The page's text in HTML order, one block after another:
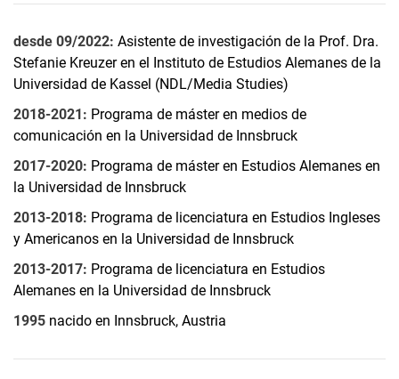
Vita
Enfoque de la investigación
Publicaciones
desde 09/2022: Asistente de investigación de la Prof. Dra.
Stefanie Kreuzer en el Instituto de Estudios Alemanes de la
Universidad de Kassel (NDL/Media Studies)
2018-2021: Programa de máster en medios de
comunicación en la Universidad de Innsbruck
2017-2020: Programa de máster en Estudios Alemanes en
la Universidad de Innsbruck
2013-2018: Programa de licenciatura en Estudios Ingleses
y Americanos en la Universidad de Innsbruck
2013-2017: Programa de licenciatura en Estudios
Alemanes en la Universidad de Innsbruck
1995 nacido en Innsbruck, Austria